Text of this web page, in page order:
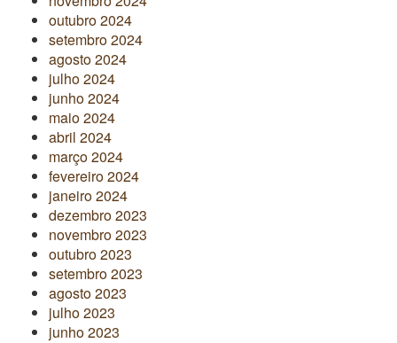
outubro 2024
setembro 2024
agosto 2024
julho 2024
junho 2024
maio 2024
abril 2024
março 2024
fevereiro 2024
janeiro 2024
dezembro 2023
novembro 2023
outubro 2023
setembro 2023
agosto 2023
julho 2023
junho 2023